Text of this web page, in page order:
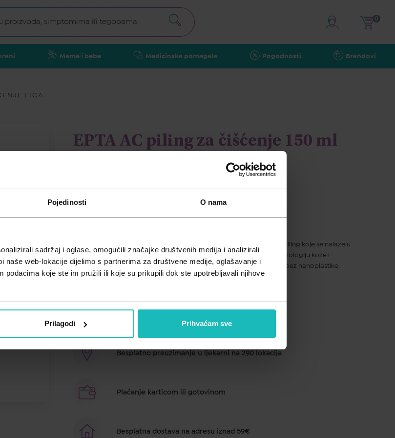
Pojedinosti O nama
sadržaj i oglase, omogućili značajke društvenih medija i analizirali
naše web-lokacije dijelimo s partnerima za društvene medije, oglašavanje i
podacima koje ste im pružili ili koje su prikupili dok ste upotrebljavali njihove
Prilagodi Prihvaćam sve
Mame i bebe Medicinska pomagala Pogodnosti Brandovi
0
LICA
EPTA AC piling za čišćenje 150 ml
20,00
Za masnu kožu sklonu aknama. Funkcionalni sastojci i mikrosfere za piling koje se nalaze u
formuli imaju učinak čišćenja i regulacije lučenja sebuma poštujući fiziologiju kože i
pripremajući je za specifične tretmane. Sadrži 100% prirodne čestite bez nanoplastike.
Proizvod je siguran za kombiniranje s dermatološkom terapijiom.
Besplatno preuzimanje u ljekarni na 290 lokacija
Plaćanje karticom ili gotovinom
Besplatna dostava na adresu iznad 59€